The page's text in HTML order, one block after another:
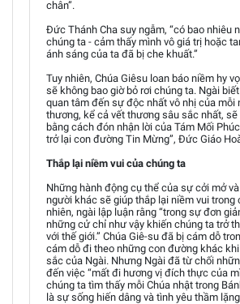
chân”.
Đức Thánh Cha suy ngẫm, “có bao nhiêu
chúng ta - cảm thấy mình vô giá trị hoặc
ánh sáng của ta đã bị che khuất.”
Tuy nhiên, Chúa Giêsu loan báo niềm hy
sẽ không bao giờ bỏ rơi chúng ta. Ngài
quan tâm đến sự độc nhất vô nhị của mỗi
thương, kể cả vết thương sâu sắc nhất,
bằng cách đón nhận lời của Tám Mối
trở lại con đường Tin Mừng”, Đức Giáo
Thắp lại niềm vui của chúng ta
Những hành động cụ thể của sự cởi mở
người khác sẽ giúp thắp lại niềm vui trong
nhiên, ngài lập luận rằng “trong sự đơn
những cử chỉ như vậy khiến chúng ta trở
với thế giới.” Chúa Giê-su đã bị cám dỗ
cám dỗ đi theo những con đường khác
sắc của Ngài. Nhưng Ngài đã từ chối
đến việc “mất đi hương vị đích thực của
chúng ta tìm thấy mỗi Chúa nhật trong
là sự sống hiến dâng và tình yêu thầm